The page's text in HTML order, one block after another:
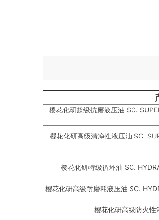
樱花化研超级抗磨液压油 SC.
樱花化研高级清净性液压油 SC.
樱花化研特级循环油 SC.
樱花化研高级耐磨耗液压油 SC.
樱花化研高级防火性